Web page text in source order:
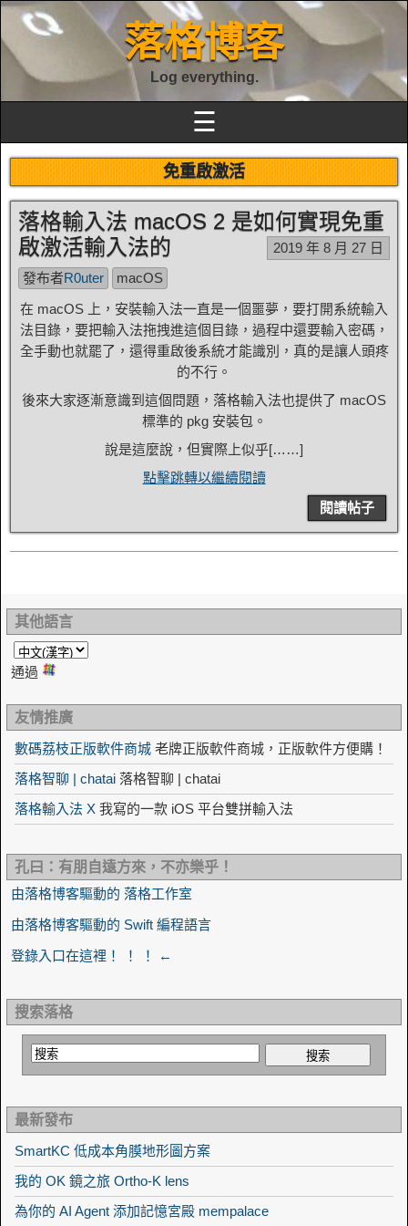
落格博客
Log everything.
☰
免重啟激活
落格輸入法 macOS 2 是如何實現免重
啟激活輸入法的
2019 年 8 月 27 日
發布者R0uter
macOS
在 macOS 上，安裝輸入法一直是一個噩夢，要打開系統輸入
法目錄，要把輸入法拖拽進這個目錄，過程中還要輸入密碼，
全手動也就罷了，還得重啟後系統才能識別，真的是讓人頭疼
的不行。
後來大家逐漸意識到這個問題，落格輸入法也提供了 macOS
標準的 pkg 安裝包。
說是這麼說，但實際上似乎[……]
點擊跳轉以繼續閱讀
閱讀帖子
其他語言
通過
友情推廣
數碼荔枝正版軟件商城 老牌正版軟件商城，正版軟件方便購！
落格智聊 | chatai 落格智聊 | chatai
落格輸入法 X 我寫的一款 iOS 平台雙拼輸入法
孔曰：有朋自遠方來，不亦樂乎！
由落格博客驅動的 落格工作室
由落格博客驅動的 Swift 編程語言
登錄入口在這裡！ ！ ！ ←
搜索落格
最新發布
SmartKC 低成本角膜地形圖方案
我的 OK 鏡之旅 Ortho-K lens
為你的 AI Agent 添加記憶宮殿 mempalace